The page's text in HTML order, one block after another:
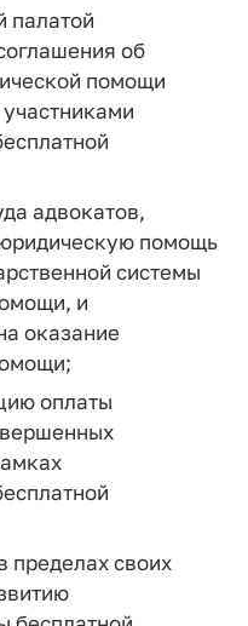
палатой
об
помощи
адвокатов,
помощь
системы
и
оказание
оплаты
пределах своих